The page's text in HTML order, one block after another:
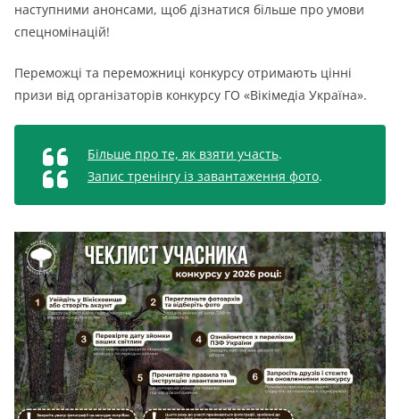
наступними анонсами, щоб дізнатися більше про умови
спецномінацій!
Переможці та переможниці конкурсу отримають цінні
призи від організаторів конкурсу ГО «Вікімедіа Україна».
Більше про те, як взяти участь.
Запис тренінгу із завантаження фото.